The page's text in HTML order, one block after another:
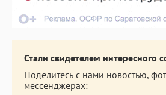
Стали свидетелем интересного
Поделитесь с нами новостью,
мессенджерах: